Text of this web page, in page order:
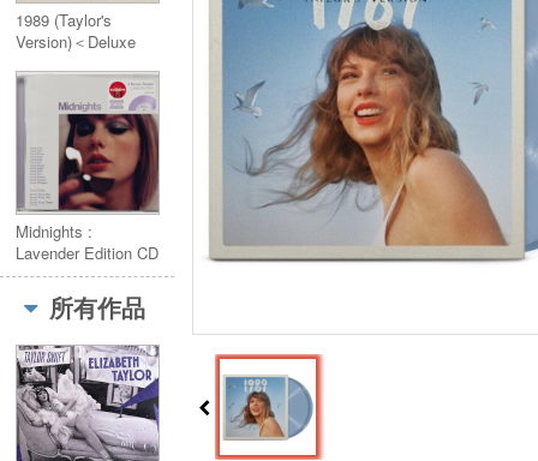
1989 (Taylor's
Version)＜Deluxe
企画限定盤)
Midnights :
Lavender Edition CD
(Target Exclusive)
薰衣草CD版本
所有作品